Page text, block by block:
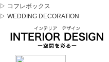
▷ コフレボックス
▷ WEDDING DECORATION